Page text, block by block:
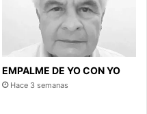
EMPALME DE YO CON YO
Hace 3 semanas